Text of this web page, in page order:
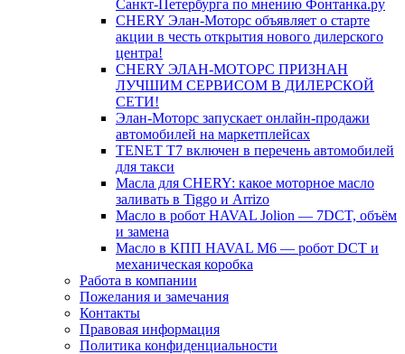
Санкт-Петербурга по мнению Фонтанка.ру
CHERY Элан-Моторс объявляет о старте
акции в честь открытия нового дилерского
центра!
CHERY ЭЛАН-МОТОРС ПРИЗНАН
ЛУЧШИМ СЕРВИСОМ В ДИЛЕРСКОЙ
СЕТИ!
Элан-Моторс запускает онлайн-продажи
автомобилей на маркетплейсах
TENET T7 включен в перечень автомобилей
для такси
Масла для CHERY: какое моторное масло
заливать в Tiggo и Arrizo
Масло в робот HAVAL Jolion — 7DCT, объём
и замена
Масло в КПП HAVAL M6 — робот DCT и
механическая коробка
Работа в компании
Пожелания и замечания
Контакты
Правовая информация
Политика конфиденциальности